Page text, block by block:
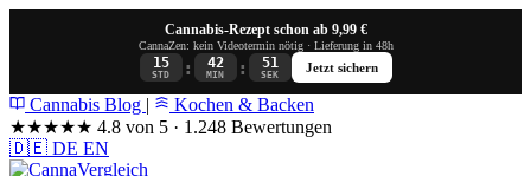
Cannabis-Rezept schon ab 9,99 €
CannaZen: kein Videotermin nötig · Lieferung in 48h
15
STD : 42
MIN : 50
SEK
Jetzt sichern
Cannabis Blog |
Kochen & Backen
★★★★★ 4.8 von 5 · 1.248 Bewertungen
🇩🇪 DE EN